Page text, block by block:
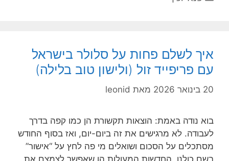
איך לשלם פחות על סלולר בישראל
עם פריפייד זול (ולישון טוב בלילה)
20 בינואר 2026 מאת leonid
בוא נודה באמת: הוצאות תקשורת הן כמו קפה בדרך
לעבודה. לא מרגישים את זה ביום-יום, ואז בסוף החודש
מסתכלים על הסכום ושואלים מי פה לחץ על “אישור”
בשם כולנו. החדשות המעולות הן שאפשר לצמצם את